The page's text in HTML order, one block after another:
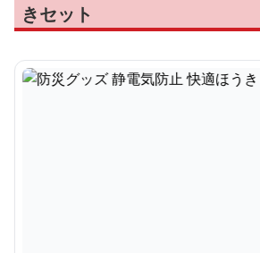
きセット